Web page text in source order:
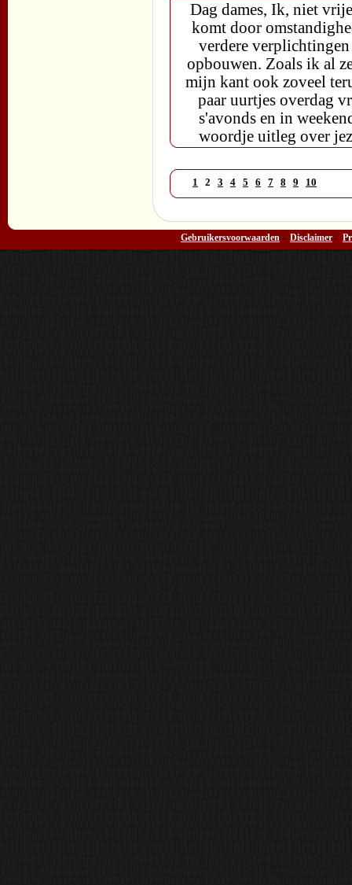
Dag dames, Ik, niet
komt door
verdere verplichtingen
opbouwen. Zoals ik al
mijn kant ook zoveel
paar uurtjes overdag
s'avonds en in
woordje uitleg over
1 2 3 4 5 6 7 8 9 10
Gebruikersvoorwaarden - Disclaimer -